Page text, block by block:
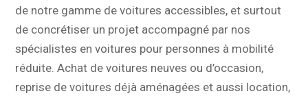
de notre gamme de voitures accessibles, et surtout
de concrétiser un projet accompagné par nos
spécialistes en voitures pour personnes à mobilité
réduite. Achat de voitures neuves ou d’occasion,
reprise de voitures déjà aménagées et aussi location,